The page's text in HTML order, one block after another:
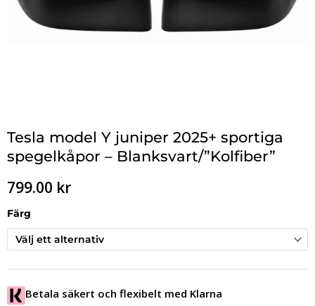
Tesla model Y juniper 2025+ sportiga
spegelkåpor – Blanksvart/”Kolfiber”
799.00 kr
Färg
Betala säkert och flexibelt med Klarna